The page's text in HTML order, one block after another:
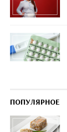
ПОПУЛЯРНОЕ